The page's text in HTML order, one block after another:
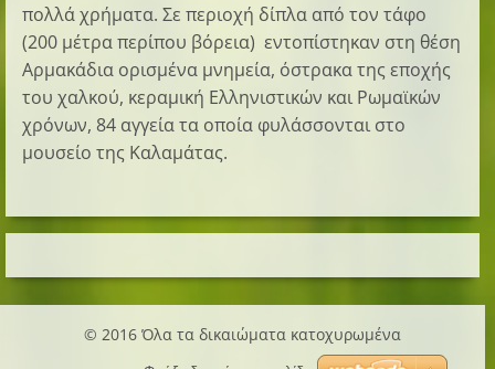
πολλά χρήματα. Σε περιοχή δίπλα από τον τάφο
(200 μέτρα περίπου βόρεια) εντοπίστηκαν στη θέση
Αρμακάδια ορισμένα μνημεία, όστρακα της εποχής
του χαλκού, κεραμική Ελληνιστικών και Ρωμαϊκών
χρόνων, 84 αγγεία τα οποία φυλάσσονται στο
μουσείο της Καλαμάτας.
© 2016 Όλα τα δικαιώματα κατοχυρωμένα